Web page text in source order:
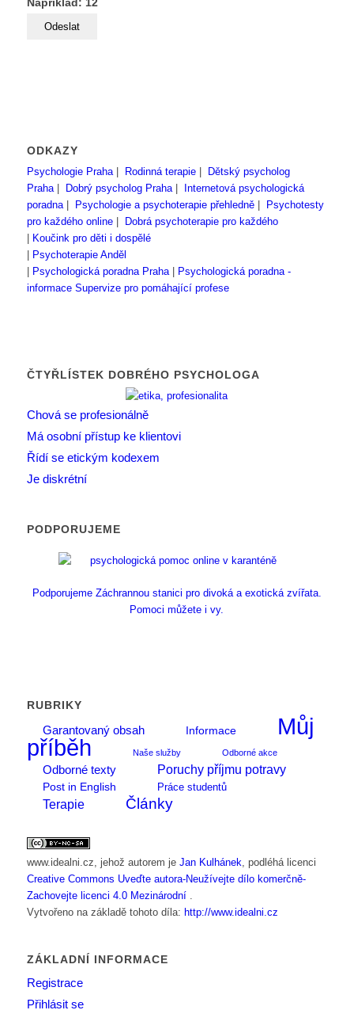
Například: 12
ODKAZY
Psychologie Praha| Rodinná terapie|
Dětský psycholog
Praha| Dobrý psycholog Praha|
Internetová psychologická
poradna| Psychologie a psychoterapie přehledně|
Psychotesty
pro každého online|
Dobrá psychoterapie pro každého
Koučink pro děti i dospělé
Psychoterapie Anděl
Psychologická poradna Praha|
Psychologická poradna -
informace Supervize pro pomáhající profese
ČTYŘLÍSTEK DOBRÉHO PSYCHOLOGA
Chová se profesionálně
Má osobní přístup ke klientovi
Řídí se etickým kodexem
Je diskrétní
PODPORUJEME
Podporujeme Záchrannou stanici pro divoká a exotická zvířata.
Pomoci můžete i vy.
RUBRIKY
Garantovaný obsah
Informace
Můj
příběh
Naše služby Odborné akce
Odborné texty Poruchy příjmu potravy
Post in English Práce studentů
Terapie Články
www.idealni.cz , jehož autorem je Jan Kulhánek , podléhá licenci
Creative Commons Uveďte autora-Neužívejte dílo komerčně-
Zachovejte licenci 4.0 Mezinárodní
Vytvořeno na základě tohoto díla: http://www.idealni.cz
ZÁKLADNÍ INFORMACE
Registrace
Přihlásit se